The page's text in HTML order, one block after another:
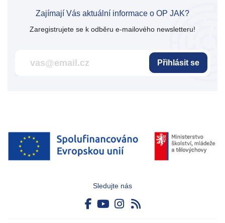
Zajímají Vás aktuální informace o OP JAK?
Zaregistrujete se k odběru e-mailového newsletteru!
Přihlásit se
Sledujte nás